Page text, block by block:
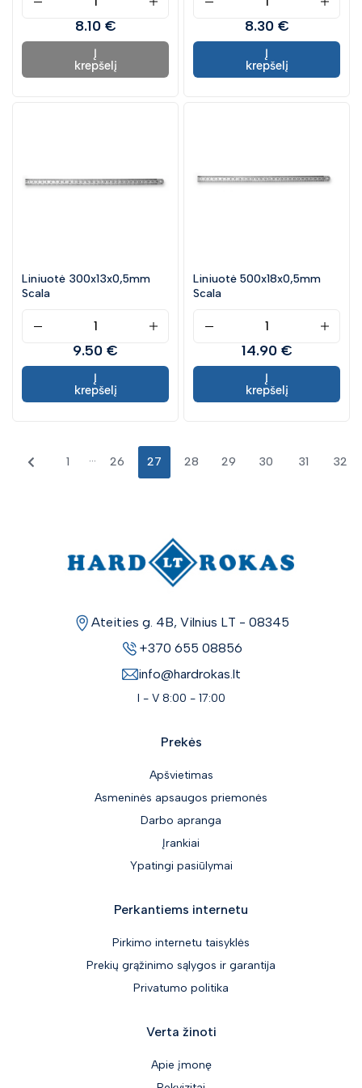
Ypatingi pasiūlymai
8.10 €
Į
krepšelį
8.30 €
Į
krepšelį
Liniuotė 300x13x0,5mm
Scala
9.50 €
Į
krepšelį
Liniuotė 500x18x0,5mm
Scala
14.90 €
Į
krepšelį
1 ... 26 27 28 29 30 31 32
Ateities g. 4B, Vilnius LT - 08345
+370 655 08856
info@hardrokas.lt
I - V 8:00 - 17:00
Prekės
Apšvietimas
Asmeninės apsaugos priemonės
Darbo apranga
Įrankiai
Ypatingi pasiūlymai
Perkantiems internetu
Pirkimo internetu taisyklės
Prekių grąžinimo sąlygos ir garantija
Privatumo politika
Verta žinoti
Apie įmonę